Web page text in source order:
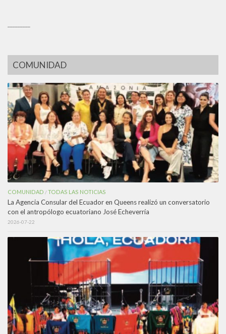
COMUNIDAD
COMUNIDAD /TODAS LAS NOTICIAS
La Agencia Consular del Ecuador en Queens realizó un conversatorio
con el antropólogo ecuatoriano José Echeverría
2026-07-22